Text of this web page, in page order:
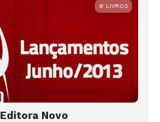
LIVROS
Novo